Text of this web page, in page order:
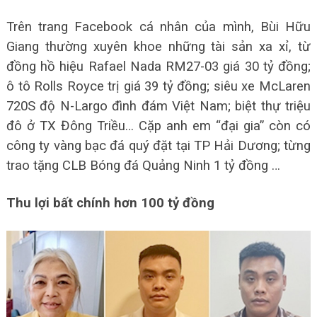
Trên trang Facebook cá nhân của mình, Bùi Hữu
Giang thường xuyên khoe những tài sản xa xỉ, từ
đồng hồ hiệu Rafael Nada RM27-03 giá 30 tỷ đồng;
ô tô Rolls Royce trị giá 39 tỷ đồng; siêu xe McLaren
720S độ N-Largo đình đám Việt Nam; biệt thự triệu
đô ở TX Đông Triều… Cặp anh em “đại gia” còn có
công ty vàng bạc đá quý đặt tại TP Hải Dương; từng
trao tặng CLB Bóng đá Quảng Ninh 1 tỷ đồng …
Thu lợi bất chính hơn 100 tỷ đồng